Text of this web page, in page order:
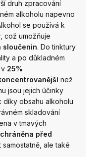
druh zpracování
alkoholu napevno
se používá k
, což umožňuje
sloučenin. Do tinktury
a po důkladném
25%
než
jsou jejich účinky
díky obsahu alkoholu
skladování
v tmavých
před
samostatně, ale také